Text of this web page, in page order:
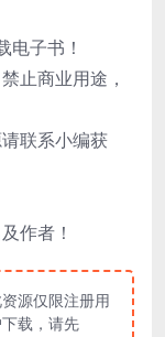
电子书！
止商业用途，
联系小编获
作者！
源仅限注册用
下载，请先